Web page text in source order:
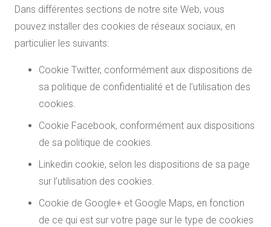
Dans différentes sections de notre site Web, vous
pouvez installer des cookies de réseaux sociaux, en
particulier les suivants:
Cookie Twitter, conformément aux dispositions de
sa politique de confidentialité et de l’utilisation des
cookies.
Cookie Facebook, conformément aux dispositions
de sa politique de cookies.
Linkedin cookie, selon les dispositions de sa page
sur l’utilisation des cookies.
Cookie de Google+ et Google Maps, en fonction
de ce qui est sur votre page sur le type de cookies